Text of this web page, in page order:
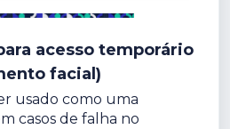
acesso temporário
facial)
usado como uma
casos de falha no